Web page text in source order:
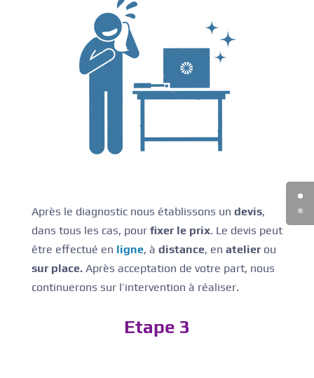
Après le diagnostic nous établissons un devis,
dans tous les cas, pour fixer le prix. Le devis peut
être effectué en ligne, à distance, en atelierou
sur place. Après acceptation de votre part, nous
continuerons sur l’intervention à réaliser.
Etape 3